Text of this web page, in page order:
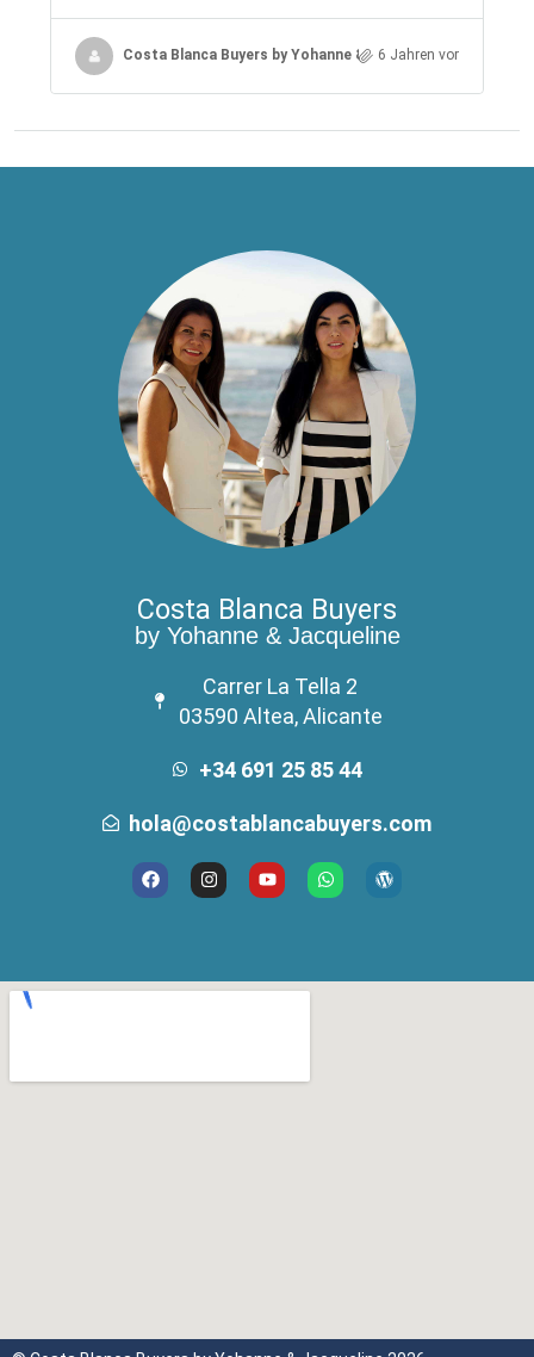
Costa Blanca Buyers by Yohanne & Jacqueline
6 Jahren vor
Costa Blanca Buyers
by Yohanne & Jacqueline
Carrer La Tella 2
03590 Altea, Alicante
+34 691 25 85 44
hola@costablancabuyers.com